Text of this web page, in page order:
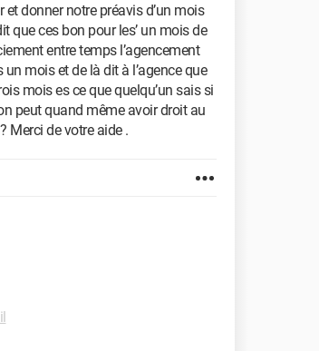
donner notre préavis d’un mois
que ces bon pour les’ un mois de
entre temps l’agencement
mois et de là dit à l’agence que
mois es ce que quelqu’un sais si
peut quand même avoir droit au
Merci de votre aide .